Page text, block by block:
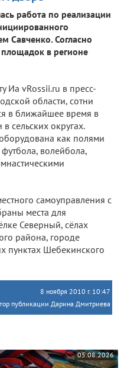
работа по реализации
Савченко. Согласно
в регионе
Иа vRossii.ru в пресс-
области, сотни
в ближайшее время в
сельских округах.
как полями
волейбола,
самоуправления с
места для
Северный, сёлах
района, городе
пунктах Шебекинского
8 ноября 2010 г. 10:47
публикации Дарина Дмитриева
05.08.2026